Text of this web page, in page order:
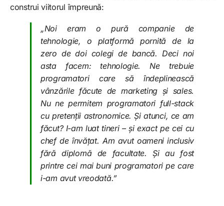
construi viitorul împreună:
„Noi eram o pură companie de
tehnologie, o platformă pornită de la
zero de doi colegi de bancă. Deci noi
asta facem: tehnologie. Ne trebuie
programatori care să îndeplinească
vânzările făcute de marketing și sales.
Nu ne permitem programatori full-stack
cu pretenții astronomice. Și atunci, ce am
făcut? I-am luat tineri – și exact pe cei cu
chef de învățat. Am avut oameni inclusiv
fără diplomă de facultate. Și au fost
printre cei mai buni programatori pe care
i-am avut vreodată.”